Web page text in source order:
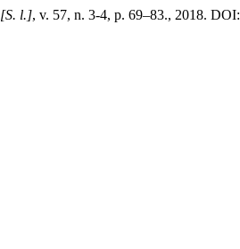
[S. l.], v. 57, n. 3-4, p. 69–83., 2018. DOI: